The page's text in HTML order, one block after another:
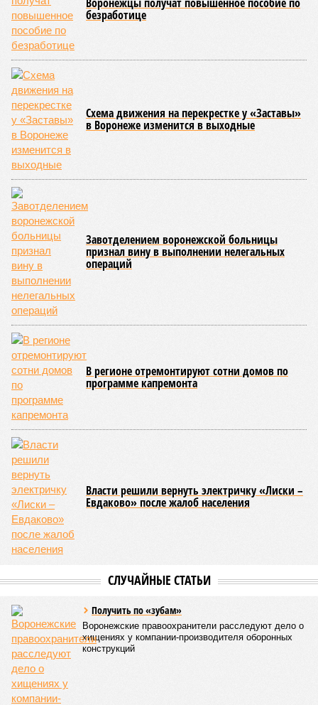
безработице
Схема движения на перекрестке у «Заставы»
в Воронеже изменится в выходные
Завотделением воронежской больницы
признал вину в выполнении нелегальных
операций
В регионе отремонтируют сотни домов по
программе капремонта
Власти решили вернуть электричку «Лиски –
Евдаково» после жалоб населения
СЛУЧАЙНЫЕ СТАТЬИ
Получить по «зубам»
Воронежские правоохранители расследуют дело о
хищениях у компании-производителя оборонных
конструкций